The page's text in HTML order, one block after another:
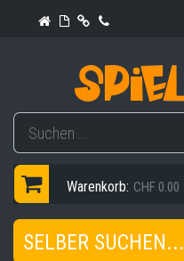
Warenkorb: CHF 0.00
SELBER SUCHEN...